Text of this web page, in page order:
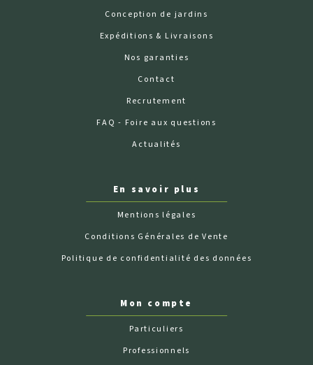
Conception de jardins
Expéditions & Livraisons
Nos garanties
Contact
Recrutement
FAQ - Foire aux questions
Actualités
En savoir plus
Mentions légales
Conditions Générales de Vente
Politique de confidentialité des données
Mon compte
Particuliers
Professionnels